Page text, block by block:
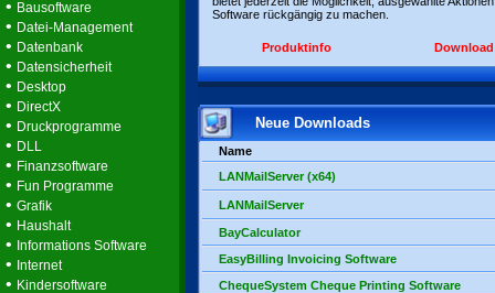
• Bausoftware
• Datei-Management
• Datenbank
• Datensicherheit
• Desktop
• DirectX
• Druckprogramme
• DLL
• Finanzsoftware
• Fun Programme
• Grafik
• Haushalt
• Informations Software
• Internet
• Kindersoftware
Software rückgängig zu machen.
Produktinfo Download
Neue Downloads
Name
LANMailServer (x64)
LANMailServer
BayCalculator
EasyBilling Invoicing Software
ChequeSystem Cheque Printing Software